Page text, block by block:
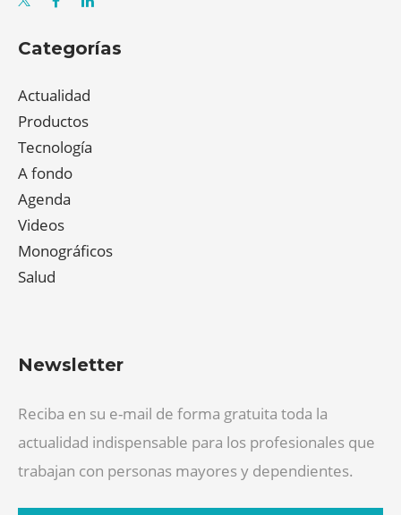
Categorías
Actualidad
Productos
Tecnología
A fondo
Agenda
Videos
Monográficos
Salud
Newsletter
Reciba en su e-mail de forma gratuita toda la
actualidad indispensable para los profesionales que
trabajan con personas mayores y dependientes.